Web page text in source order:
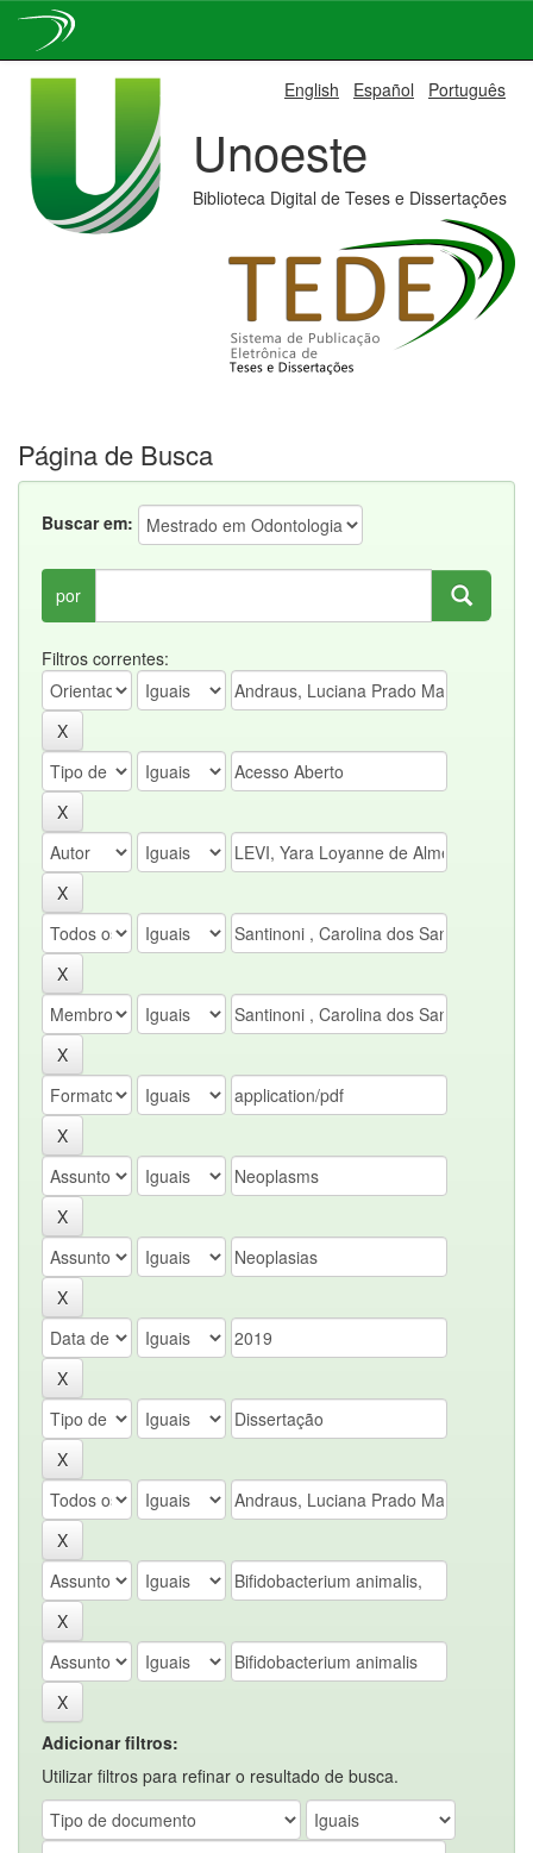
English Español Português
Unoeste
Biblioteca Digital de Teses e Dissertações
Página de Busca
Buscar em:
por
Filtros correntes:
Adicionar filtros:
Utilizar filtros para refinar o resultado de busca.